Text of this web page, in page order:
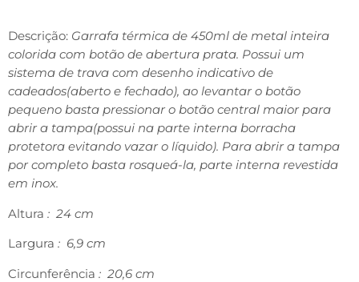
Descrição: Garrafa térmica de 450ml de metal inteira
colorida com botão de abertura prata. Possui um
sistema de trava com desenho indicativo de
cadeados(aberto e fechado), ao levantar o botão
pequeno basta pressionar o botão central maior para
abrir a tampa(possui na parte interna borracha
protetora evitando vazar o líquido). Para abrir a tampa
por completo basta rosqueá-la, parte interna revestida
em inox.
Altura : 24 cm
Largura : 6,9 cm
Circunferência : 20,6 cm